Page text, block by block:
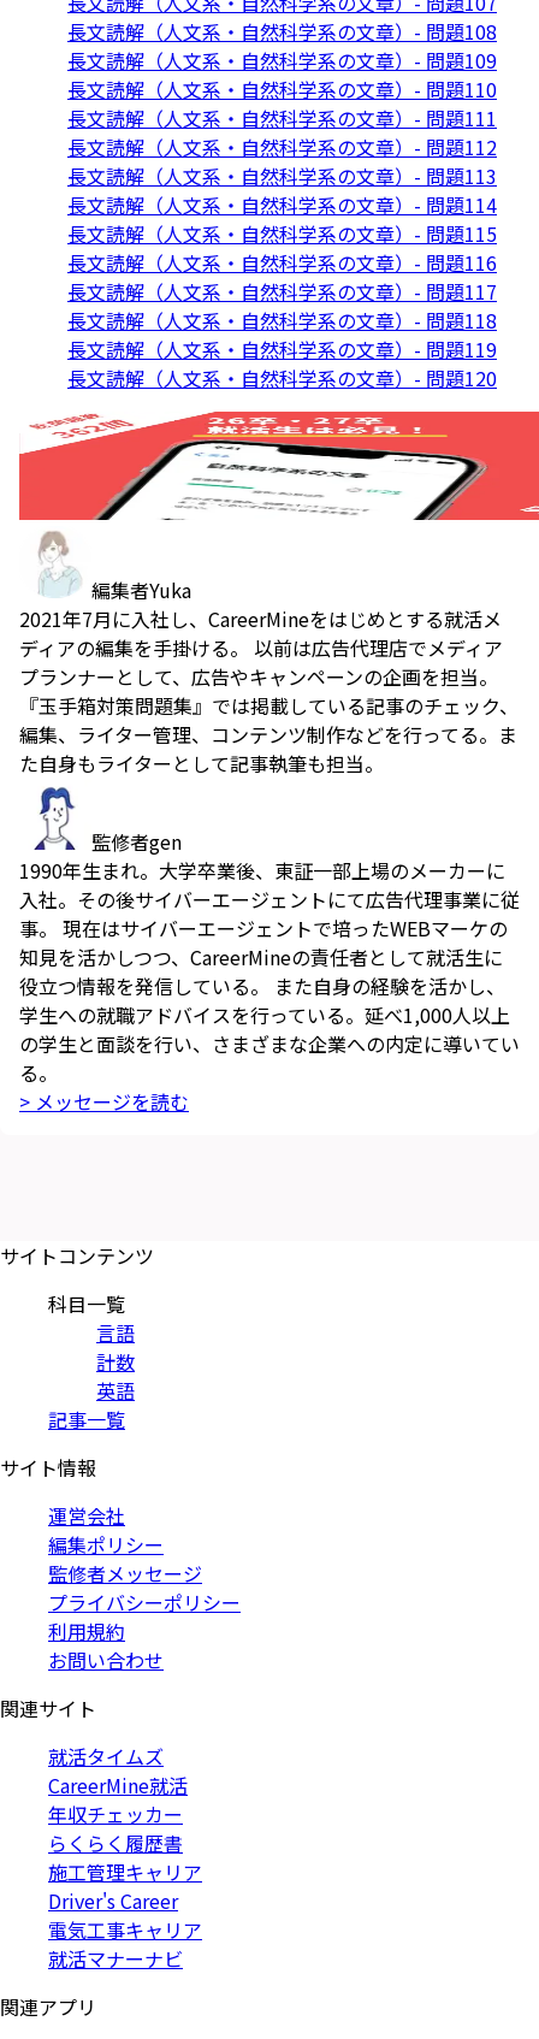
長文読解（人文系・自然科学系の文章）- 問題108
長文読解（人文系・自然科学系の文章）- 問題109
長文読解（人文系・自然科学系の文章）- 問題110
長文読解（人文系・自然科学系の文章）- 問題111
長文読解（人文系・自然科学系の文章）- 問題112
長文読解（人文系・自然科学系の文章）- 問題113
長文読解（人文系・自然科学系の文章）- 問題114
長文読解（人文系・自然科学系の文章）- 問題115
長文読解（人文系・自然科学系の文章）- 問題116
長文読解（人文系・自然科学系の文章）- 問題117
長文読解（人文系・自然科学系の文章）- 問題118
長文読解（人文系・自然科学系の文章）- 問題119
長文読解（人文系・自然科学系の文章）- 問題120
編集者Yuka
2021年7月に入社し、CareerMineをはじめとする就活メ
ディアの編集を手掛ける。 以前は広告代理店でメディア
プランナーとして、広告やキャンペーンの企画を担当。
『玉手箱対策問題集』では掲載している記事のチェック、
編集、ライター管理、コンテンツ制作などを行ってる。ま
た自身もライターとして記事執筆も担当。
監修者gen
1990年生まれ。大学卒業後、東証一部上場のメーカーに
入社。その後サイバーエージェントにて広告代理事業に従
事。 現在はサイバーエージェントで培ったWEBマーケの
知見を活かしつつ、CareerMineの責任者として就活生に
役立つ情報を発信している。 また自身の経験を活かし、
学生への就職アドバイスを行っている。延べ1,000人以上
の学生と面談を行い、さまざまな企業への内定に導いてい
る。
> メッセージを読む
サイトコンテンツ
科目一覧
言語
計数
英語
記事一覧
サイト情報
運営会社
編集ポリシー
監修者メッセージ
プライバシーポリシー
利用規約
お問い合わせ
関連サイト
就活タイムズ
CareerMine就活
年収チェッカー
らくらく履歴書
施工管理キャリア
Driver's Career
電気工事キャリア
就活マナーナビ
関連アプリ